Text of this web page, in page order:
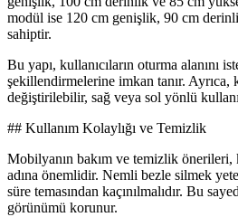
modül ise 120 cm genişlik, 90 cm
sahiptir.
Bu yapı, kullanıcıların oturma alanını
şekillendirmelerine imkan tanır.
değiştirilebilir, sağ veya sol yönlü
## Kullanım Kolaylığı ve Temizlik
Mobilyanın bakım ve temizlik önerileri,
adına önemlidir. Nemli bezle silmek
süre temasından kaçınılmalıdır. Bu
görünümü korunur.